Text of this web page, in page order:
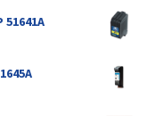
51641A